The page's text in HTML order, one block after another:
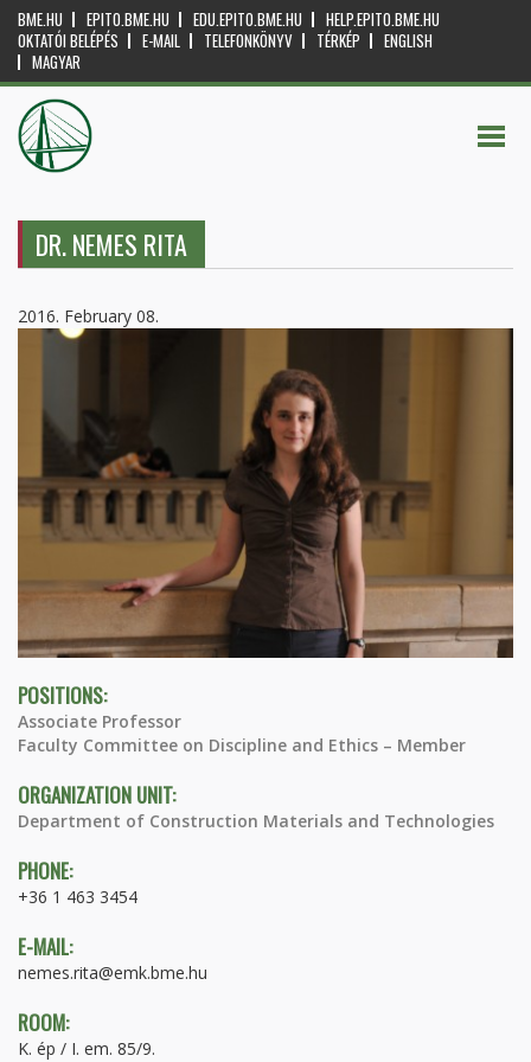
BME.HU EPITO.BME.HU EDU.EPITO.BME.HU
HELP.EPITO.BME.HU
OKTATÓI BELÉPÉS
E-MAIL TELEFONKÖNYV TÉRKÉP
ENGLISH
MAGYAR
DR. NEMES RITA
2016. February 08.
POSITIONS:
Associate Professor
Faculty Committee on Discipline and Ethics – Member
ORGANIZATION UNIT:
Department of Construction Materials and Technologies
PHONE:
+36 1 463 3454
E-MAIL:
nemes.rita@emk.bme.hu
ROOM:
K. ép / I. em. 85/9.